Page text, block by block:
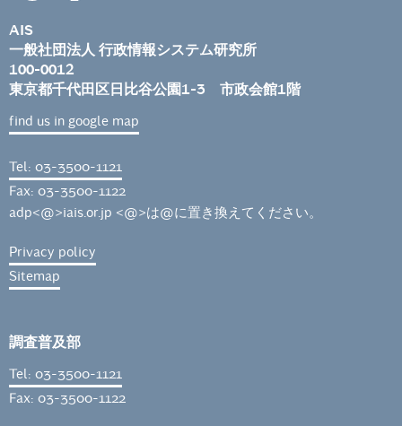
AIS
一般社団法人 行政情報システム研究所
100-0012
東京都千代田区日比谷公園1-3 市政会館1階
find us in google map
Tel: 03-3500-1121
Fax: 03-3500-1122
adp<@>iais.or.jp <@>は@に置き換えてください。
Privacy policy
Sitemap
調査普及部
Tel: 03-3500-1121
Fax: 03-3500-1122